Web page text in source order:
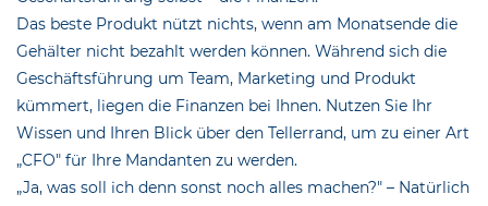
Das beste Produkt nützt nichts, wenn am Monatsende die
Gehälter nicht bezahlt werden können. Während sich die
Geschäftsführung um Team, Marketing und Produkt
kümmert, liegen die Finanzen bei Ihnen. Nutzen Sie Ihr
Wissen und Ihren Blick über den Tellerrand, um zu einer Art
„CFO" für Ihre Mandanten zu werden.
„Ja, was soll ich denn sonst noch alles machen?" – Natürlich